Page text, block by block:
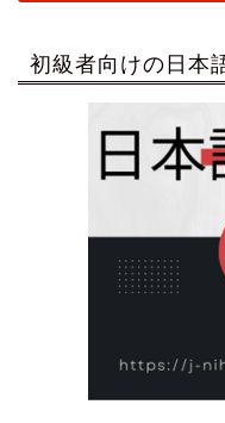
初級者向けの日本